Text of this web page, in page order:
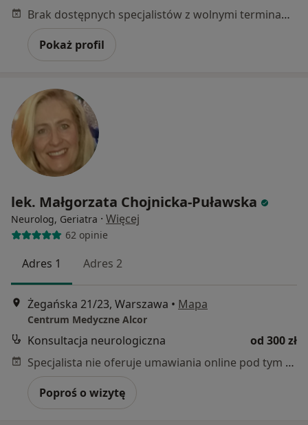
Brak dostępnych specjalistów z wolnymi terminami w tym centrum medycznym.
Pokaż profil
lek. Małgorzata Chojnicka-Puławska
Neurolog, Geriatra · Więcej
62 opinie
Adres 1 Adres 2
Żegańska 21/23, Warszawa • Mapa
Centrum Medyczne Alcor
Konsultacja neurologiczna
od 300 zł
Specjalista nie oferuje umawiania online pod tym adresem.
Poproś o wizytę